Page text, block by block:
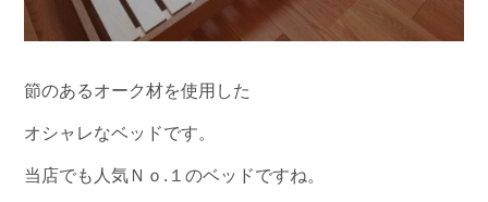
節のあるオーク材を使用した
オシャレなベッドです。
当店でも人気Ｎｏ.１のベッドですね。